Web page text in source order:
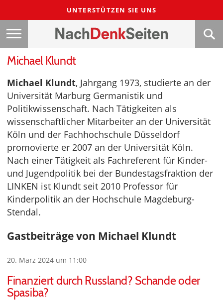
UNTERSTÜTZEN SIE UNS
Michael Klundt
Michael Klundt, Jahrgang 1973, studierte an der
Universität Marburg Germanistik und
Politikwissenschaft. Nach Tätigkeiten als
wissenschaftlicher Mitarbeiter an der Universität
Köln und der Fachhochschule Düsseldorf
promovierte er 2007 an der Universität Köln.
Nach einer Tätigkeit als Fachreferent für Kinder-
und Jugendpolitik bei der Bundestagsfraktion der
LINKEN ist Klundt seit 2010 Professor für
Kinderpolitik an der Hochschule Magdeburg-
Stendal.
Gastbeiträge von Michael Klundt
20. März 2024 um 11:00
Finanziert durch Russland? Schande oder
Spasiba?